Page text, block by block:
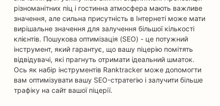
різноманітних піц і гостинна атмосфера мають важливе
значення, але сильна присутність в Інтернеті може мати
вирішальне значення для залучення більшої кількості
клієнтів. Пошукова оптимізація (SEO) - це потужний
інструмент, який гарантує, що вашу піцерію помітять
відвідувачі, які прагнуть отримати ідеальний шматок.
Ось як набір інструментів Ranktracker може допомогти
вам оптимізувати вашу SEO-стратегію і залучити більше
трафіку на сайт вашої піцерії.